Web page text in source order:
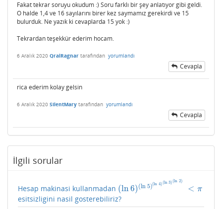
Fakat tekrar soruyu okudum :) Soru farklı bir şey anlatıyor gibi geldi.
O halde 1,4 ve 16 sayılarını birer kez saymamız gerekirdi ve 15
bulurduk. Ne yazık ki cevaplarda 15 yok :)
Tekrardan teşekkür ederim hocam.
6 Aralık 2020 QralRagnar tarafından yorumlandı
Cevapla
rica ederim kolay gelsin
6 Aralık 2020 SilentMary tarafından yorumlandı
Cevapla
İlgili sorular
Hesap makinasi kullanmadan (ln6) (ln 5)(ln 4)(ln 3)(ln 2)
< π
(ln6)(ln5)(ln )( )< π
esitsizligini nasil gosterebiliriz?